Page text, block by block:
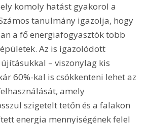
komoly hatást gyakorol a
tanulmány igazolja, hogy
a fő energiafogyasztók több
Az is igazolódott
– viszonylag kis
60%-kal is csökkenteni lehet az
amely
szigetelt tetőn és a falakon
energia mennyiségének felel